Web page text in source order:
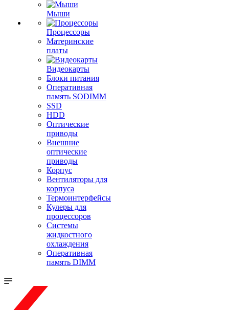
Мыши
Процессоры
Материнские
платы
Видеокарты
Блоки питания
Оперативная
память SODIMM
SSD
HDD
Оптические
приводы
Внешние
оптические
приводы
Корпус
Вентиляторы для
корпуса
Термоинтерфейсы
Кулеры для
процессоров
Системы
жидкостного
охлаждения
Оперативная
память DIMM